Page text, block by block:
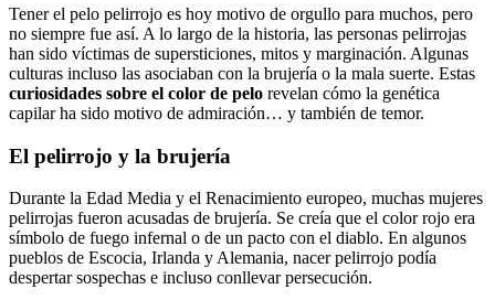
Tener el pelo pelirrojo es hoy motivo de orgullo para muchos, pero
no siempre fue así. A lo largo de la historia, las personas pelirrojas
han sido víctimas de supersticiones, mitos y marginación. Algunas
culturas incluso las asociaban con la brujería o la mala suerte. Estas
curiosidades sobre el color de pelo revelan cómo la genética
capilar ha sido motivo de admiración… y también de temor.
El pelirrojo y la brujería
Durante la Edad Media y el Renacimiento europeo, muchas mujeres
pelirrojas fueron acusadas de brujería. Se creía que el color rojo era
símbolo de fuego infernal o de un pacto con el diablo. En algunos
pueblos de Escocia, Irlanda y Alemania, nacer pelirrojo podía
despertar sospechas e incluso conllevar persecución.